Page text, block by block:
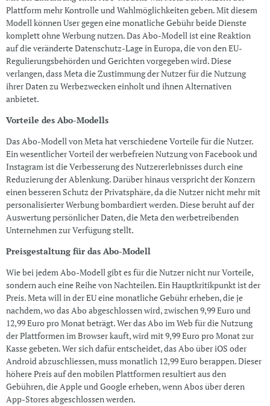
Plattform mehr Kontrolle und Wahlmöglichkeiten geben. Mit diesem
Modell können User gegen eine monatliche Gebühr beide Dienste
komplett ohne Werbung nutzen. Das Abo-Modell ist eine Reaktion
auf die veränderte Datenschutz-Lage in Europa, die von den EU-
Regulierungsbehörden und Gerichten vorgegeben wird. Diese
verlangen, dass Meta die Zustimmung der Nutzer für die Nutzung
ihrer Daten zu Werbezwecken einholt und ihnen Alternativen
anbietet.
Vorteile des Abo-Modells
Das Abo-Modell von Meta hat verschiedene Vorteile für die Nutzer.
Ein wesentlicher Vorteil der werbefreien Nutzung von Facebook und
Instagram ist die Verbesserung des Nutzererlebnisses durch eine
Reduzierung der Ablenkung. Darüber hinaus verspricht der Konzern
einen besseren Schutz der Privatsphäre, da die Nutzer nicht mehr mit
personalisierter Werbung bombardiert werden. Diese beruht auf der
Auswertung persönlicher Daten, die Meta den werbetreibenden
Unternehmen zur Verfügung stellt.
Preisgestaltung für das Abo-Modell
Wie bei jedem Abo-Modell gibt es für die Nutzer nicht nur Vorteile,
sondern auch eine Reihe von Nachteilen. Ein Hauptkritikpunkt ist der
Preis. Meta will in der EU eine monatliche Gebühr erheben, die je
nachdem, wo das Abo abgeschlossen wird, zwischen 9,99 Euro und
12,99 Euro pro Monat beträgt. Wer das Abo im Web für die Nutzung
der Plattformen im Browser kauft, wird mit 9,99 Euro pro Monat zur
Kasse gebeten. Wer sich dafür entscheidet, das Abo über iOS oder
Android abzuschliessen, muss monatlich 12,99 Euro berappen. Dieser
höhere Preis auf den mobilen Plattformen resultiert aus den
Gebühren, die Apple und Google erheben, wenn Abos über deren
App-Stores abgeschlossen werden.